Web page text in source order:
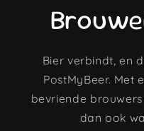
Bier verbindt, en
PostMyBeer. Met
bevriende
dan ook